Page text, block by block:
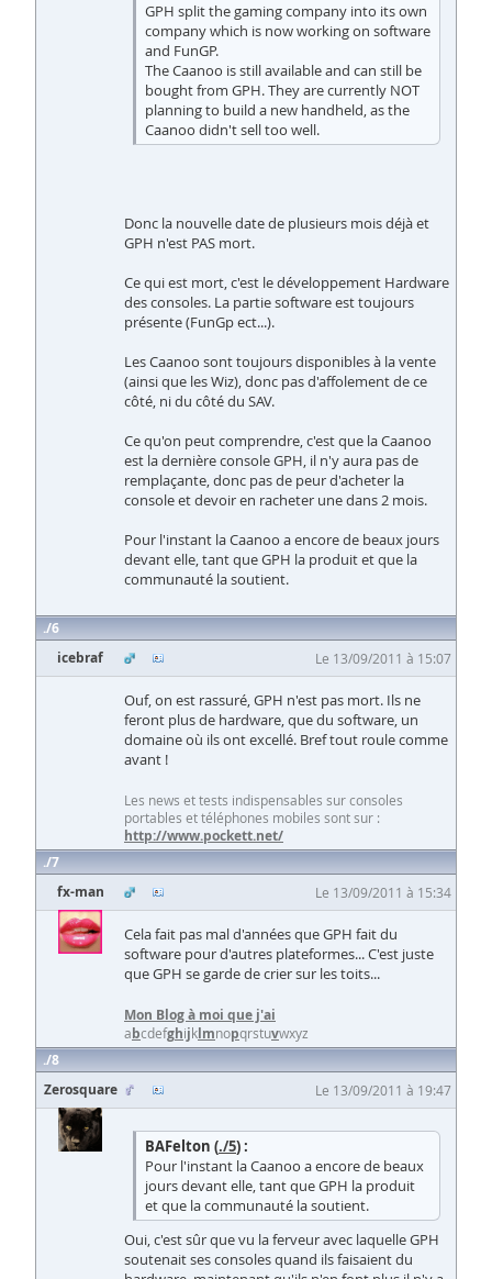
GPH split the gaming company into its own
company which is now working on software
and FunGP.
The Caanoo is still available and can still be
bought from GPH. They are currently NOT
planning to build a new handheld, as the
Caanoo didn't sell too well.
Donc la nouvelle date de plusieurs mois déjà et
GPH n'est PAS mort.
Ce qui est mort, c'est le développement Hardware
des consoles. La partie software est toujours
présente (FunGp ect...).
Les Caanoo sont toujours disponibles à la vente
(ainsi que les Wiz), donc pas d'affolement de ce
côté, ni du côté du SAV.
Ce qu'on peut comprendre, c'est que la Caanoo
est la dernière console GPH, il n'y aura pas de
remplaçante, donc pas de peur d'acheter la
console et devoir en racheter une dans 2 mois.
Pour l'instant la Caanoo a encore de beaux jours
devant elle, tant que GPH la produit et que la
communauté la soutient.
6
icebraf
Le 13/09/2011 à 15:07
Ouf, on est rassuré, GPH n'est pas mort. Ils ne
feront plus de hardware, que du software, un
domaine où ils ont excellé. Bref tout roule comme
avant !
Les news et tests indispensables sur consoles
portables et téléphones mobiles sont sur :
http://www.pockett.net/
7
fx-man
Le 13/09/2011 à 15:34
Cela fait pas mal d'années que GPH fait du
software pour d'autres plateformes... C'est juste
que GPH se garde de crier sur les toits...
Mon Blog à moi que j'ai
abcdefghijklmnopqrstuvwxyz
8
Zerosquare
Le 13/09/2011 à 19:47
BAFelton (./5) :
Pour l'instant la Caanoo a encore de beaux
jours devant elle, tant que GPH la produit
et que la communauté la soutient.
Oui, c'est sûr que vu la ferveur avec laquelle GPH
soutenait ses consoles quand ils faisaient du